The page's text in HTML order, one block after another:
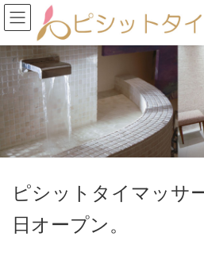
ピシットタイマッサ
日オープン。